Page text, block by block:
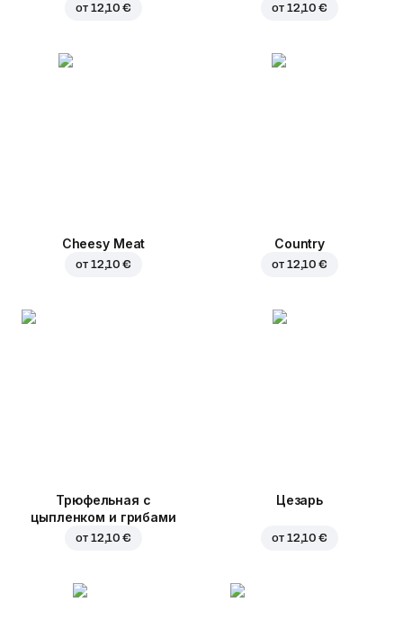
от 12,10 € от 12,10 €
Cheesy Meat
от 12,10 €
Country
от 12,10 €
Трюфельная с
цыпленком и грибами
от 12,10 €
Цезарь
от 12,10 €